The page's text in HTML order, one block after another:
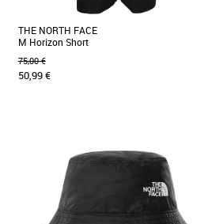
THE NORTH FACE
M Horizon Short
75,00 €
50,99 €
accompagnera dans toutes vos sorties en
montagne. Il possède de [...]